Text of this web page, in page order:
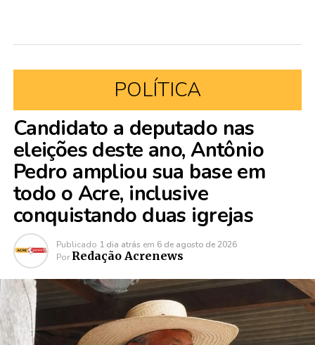
POLÍTICA
Candidato a deputado nas
eleições deste ano, Antônio
Pedro ampliou sua base em
todo o Acre, inclusive
conquistando duas igrejas
Publicado 1 dia atrás em 6 de agosto de 2026
Por Redação Acrenews